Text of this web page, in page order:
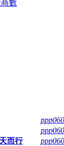
數
而行